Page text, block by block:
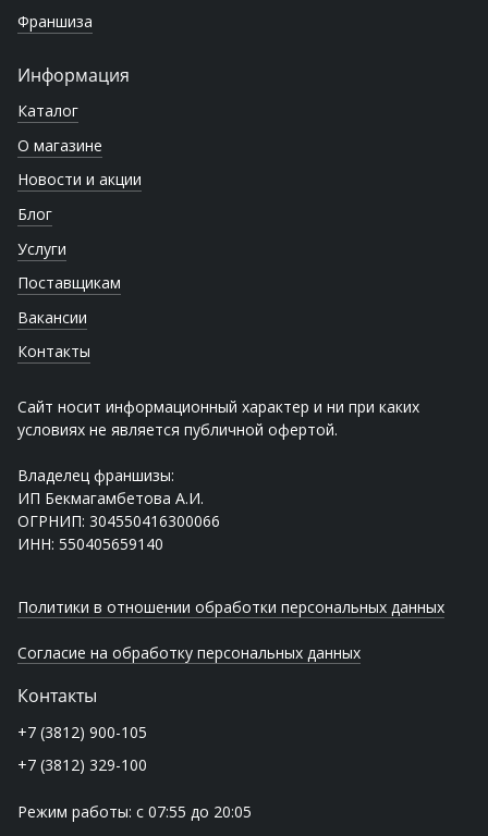
Франшиза
Информация
Каталог
О магазине
Новости и акции
Блог
Услуги
Поставщикам
Вакансии
Контакты
Сайт носит информационный характер и ни при каких
условиях не является публичной офертой.
Владелец франшизы:
ИП Бекмагамбетова А.И.
ОГРНИП: 304550416300066
ИНН: 550405659140
Политики в отношении обработки персональных данных
Согласие на обработку персональных данных
Контакты
+7 (3812) 900-105
+7 (3812) 329-100
Режим работы: с 07:55 до 20:05